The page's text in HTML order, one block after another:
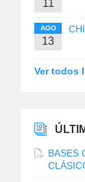
11
AGO
13
Ver todos
BASES